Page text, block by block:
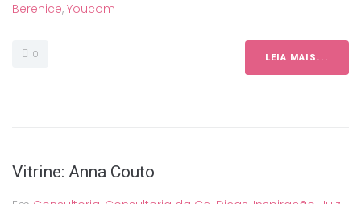
Berenice, Youcom
0 LEIA MAIS...
Vitrine: Anna Couto